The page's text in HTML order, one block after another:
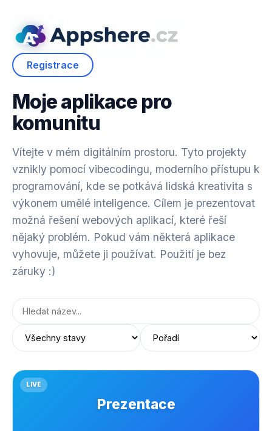
Registrace
Moje aplikace pro
komunitu
Vítejte v mém digitálním prostoru. Tyto projekty
vznikly pomocí vibecodingu, moderního přístupu k
programování, kde se potkává lidská kreativita s
výkonem umělé inteligence. Cílem je prezentovat
možná řešení webových aplikací, které řeší
nějaký problém. Pokud vám některá aplikace
vyhovuje, můžete ji používat. Použití je bez
záruky :)
LIVE
Prezentace